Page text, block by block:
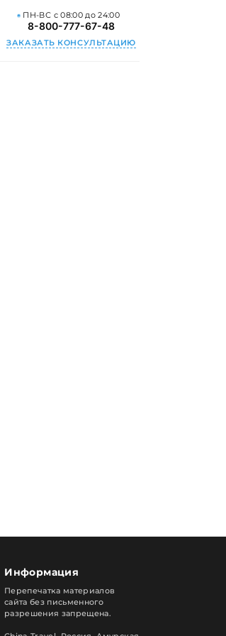
ПН-ВС с 08:00 до 24:00
8-800-777-67-48
ЗАКАЗАТЬ КОНСУЛЬТАЦИЮ
Информация
Перепечатка материалов
сайта без письменного
разрешения запрещена.